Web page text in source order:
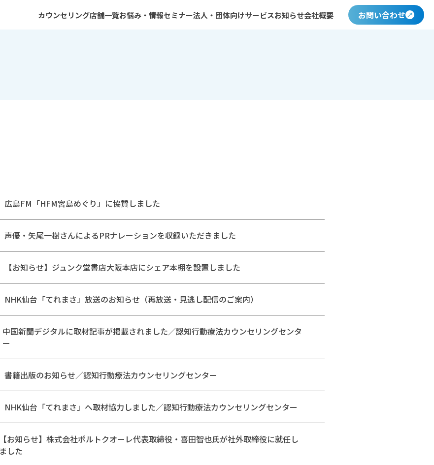
カウンセリング店舗一覧お悩み・情報セミナー法人・団体向けサービスお知らせ会社概要 お問い合わせ
広島FM「HFM宮島めぐり」に協賛しました
声優・矢尾一樹さんによるPRナレーションを収録いただきました
【お知らせ】ジュンク堂書店大阪本店にシェア本棚を設置しました
NHK仙台「てれまさ」放送のお知らせ（再放送・見逃し配信のご案内）
中国新聞デジタルに取材記事が掲載されました／認知行動療法カウンセリングセンタ
ー
書籍出版のお知らせ／認知行動療法カウンセリングセンター
NHK仙台「てれまさ」へ取材協力しました／認知行動療法カウンセリングセンター
【お知らせ】株式会社ポルトクオーレ代表取締役・喜田智也氏が社外取締役に就任し
ました